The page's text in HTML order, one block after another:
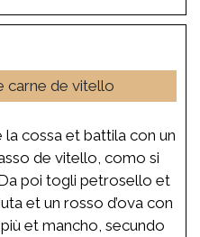
carne de vitello
cossa et battila con un
de vitello, como si
poi togli petrosello et
et un rosso d’ova con
et mancho, secundo